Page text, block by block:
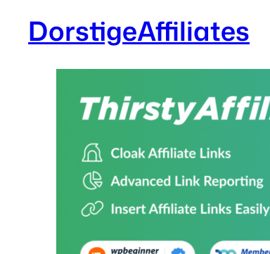
DorstigeAffiliates